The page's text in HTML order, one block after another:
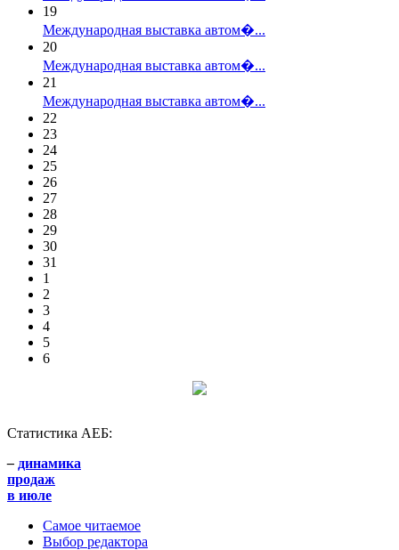
19
Международная выставка автом�...
20
Международная выставка автом�...
21
Международная выставка автом�...
22
23
24
25
26
27
28
29
30
31
1
2
3
4
5
6
Статистика АЕБ:
– динамика
продаж
в июле
Самое читаемое
Выбор редактора